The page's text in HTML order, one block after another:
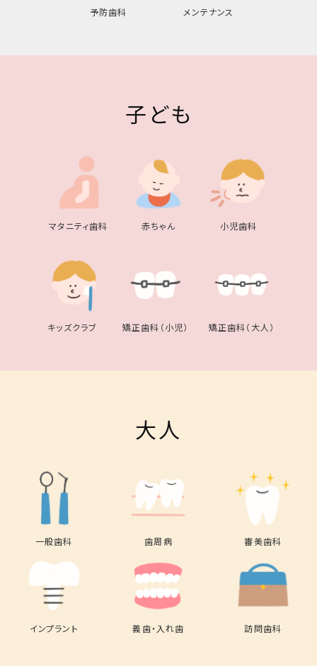
予防歯科 メンテナンス
子ども
マタニティ歯科 赤ちゃん 小児歯科
キッズクラブ 矯正歯科（小児） 矯正歯科（大人）
大人
一般歯科 歯周病 審美歯科
インプラント 義歯・入れ歯 訪問歯科